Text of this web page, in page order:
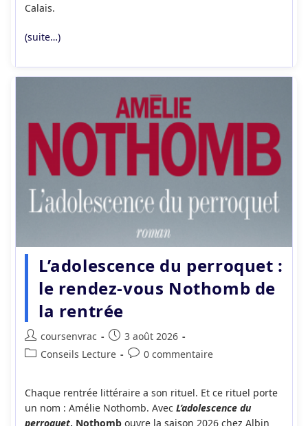
Calais.
(suite…)
L’adolescence du perroquet :
le rendez-vous Nothomb de
la rentrée
Auteur/autrice
de
coursenvrac
Publication
publiée :
3 août 2026
PostConseils Lecture
Commentaires
publication :
0 commentaire
Chaque rentrée littéraire a son rituel. Et ce rituel porte
un nom : Amélie Nothomb. Avec L’adolescence du
perroquet, Nothombouvre la saison 2026 chez Albin